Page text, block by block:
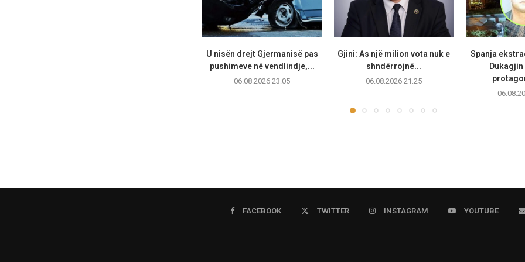
U nisën drejt Gjermanisë pas
pushimeve në vendlindje,...
06.08.2026 23:05
Gjini: As një milion vota nuk e
shndërrojnë...
06.08.2026 21:25
Spanja
FACEBOOK TWITTER INSTAGRAM YOUTUBE